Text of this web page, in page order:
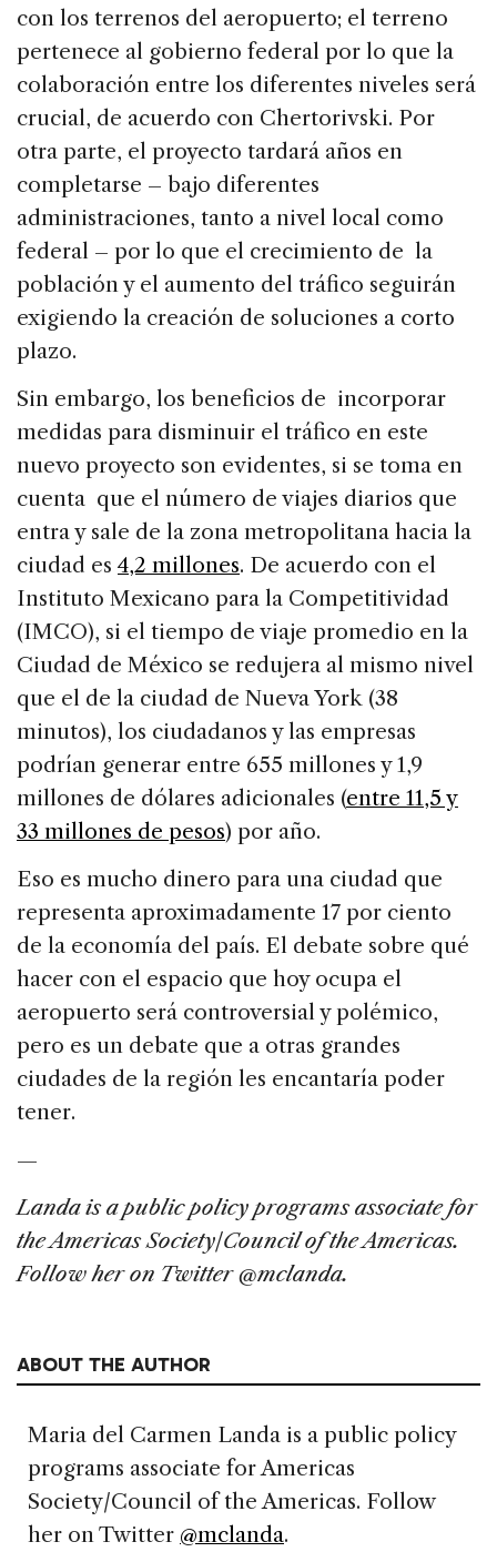
con los terrenos del aeropuerto; el terreno
pertenece al gobierno federal por lo que la
colaboración entre los diferentes niveles será
crucial, de acuerdo con Chertorivski. Por
otra parte, el proyecto tardará años en
completarse – bajo diferentes
administraciones, tanto a nivel local como
federal – por lo que el crecimiento de la
población y el aumento del tráfico seguirán
exigiendo la creación de soluciones a corto
plazo.
Sin embargo, los beneficios de incorporar
medidas para disminuir el tráfico en este
nuevo proyecto son evidentes, si se toma en
cuenta que el número de viajes diarios que
entra y sale de la zona metropolitana hacia la
ciudad es 4,2 millones. De acuerdo con el
Instituto Mexicano para la Competitividad
(IMCO), si el tiempo de viaje promedio en la
Ciudad de México se redujera al mismo nivel
que el de la ciudad de Nueva York (38
minutos), los ciudadanos y las empresas
podrían generar entre 655 millones y 1,9
millones de dólares adicionales (entre 11,5 y
33 millones de pesos) por año.
Eso es mucho dinero para una ciudad que
representa aproximadamente 17 por ciento
de la economía del país. El debate sobre qué
hacer con el espacio que hoy ocupa el
aeropuerto será controversial y polémico,
pero es un debate que a otras grandes
ciudades de la región les encantaría poder
tener.
—
Landa is a public policy programs associate for
the Americas Society/Council of the Americas.
Follow her on Twitter @mclanda.
ABOUT THE AUTHOR
Maria del Carmen Landa is a public policy
programs associate for Americas
Society/Council of the Americas. Follow
her on Twitter @mclanda.